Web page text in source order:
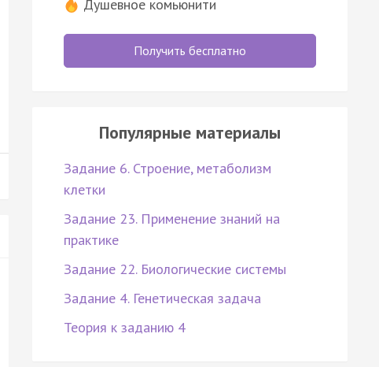
Душевное комьюнити
Получить бесплатно
Популярные материалы
Задание 6. Строение, метаболизм
клетки
Задание 23. Применение знаний на
практике
Задание 22. Биологические системы
Задание 4. Генетическая задача
Теория к заданию 4